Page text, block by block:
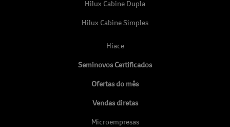
Hilux Cabine Dupla
Hilux Cabine Simples
Hiace
Seminovos Certificados
Ofertas do mês
Vendas diretas
Microempresas